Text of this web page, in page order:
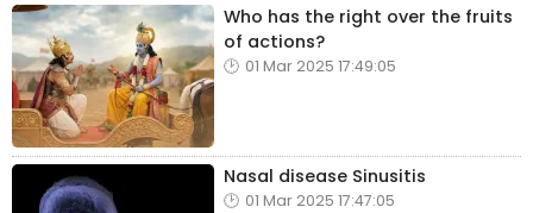
Who has the right over the fruits
of actions?
01 Mar 2025 17:49:05
Nasal disease Sinusitis
01 Mar 2025 17:47:05